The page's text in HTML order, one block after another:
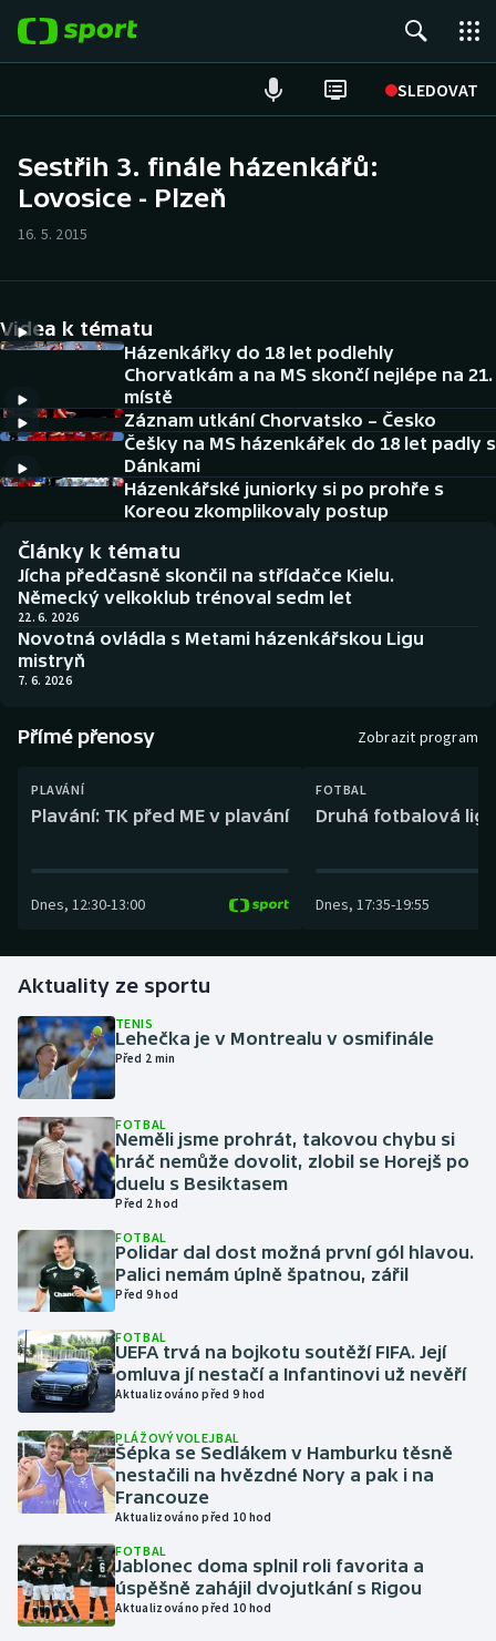
SLEDOVAT
Hokej
Cyklistika
DALŠÍ SPORTY
Americký fotbal
Baseball a softbal
Basketbal
Biatlon
Boby a skeleton
Box
Curling
Golf
Gymnastika
Házená
Jezdectví
Judo
Krasobruslení
Lezení
Lyže a snowboard
Moderní pětiboj
Motorsport
Olympijské hry
Parasport
Plavání
NEPŘEHLÉDNĚTE
Historické návraty
Aplikace ČT sport
AZ kvíz
Sestřih 3. finále házenkářů:
Lovosice - Plzeň
16. 5. 2015
Videa k tématu
Házenkářky do 18 let podlehly
Chorvatkám a na MS skončí nejlépe na 21.
místě
Záznam utkání Chorvatsko – Česko
Češky na MS házenkářek do 18 let padly s
Dánkami
Házenkářské juniorky si po prohře s
Koreou zkomplikovaly postup
Články k tématu
Jícha předčasně skončil na střídačce Kielu.
Německý velkoklub trénoval sedm let
22. 6. 2026
Novotná ovládla s Metami házenkářskou Ligu
mistryň
7. 6. 2026
Přímé přenosy Zobrazit program
PLAVÁNÍ
Plavání: TK před ME v plavání
Dnes, 12:30-13:00
FOTBAL
Druhá fotbalová
Dnes, 17:35-19:55
Aktuality ze sportu
TENIS
Lehečka je v Montrealu v osmifinále
Před 2 min
FOTBAL
Neměli jsme prohrát, takovou chybu si
hráč nemůže dovolit, zlobil se Horejš po
duelu s Besiktasem
Před 2 hod
FOTBAL
Polidar dal dost možná první gól hlavou.
Palici nemám úplně špatnou, zářil
Před 9 hod
FOTBAL
UEFA trvá na bojkotu soutěží FIFA. Její
omluva jí nestačí a Infantinovi už nevěří
Aktualizováno před 9 hod
PLÁŽOVÝ VOLEJBAL
Šépka se Sedlákem v Hamburku těsně
nestačili na hvězdné Nory a pak i na
Francouze
Aktualizováno před 10 hod
FOTBAL
Jablonec doma splnil roli favorita a
úspěšně zahájil dvojutkání s Rigou
Aktualizováno před 10 hod